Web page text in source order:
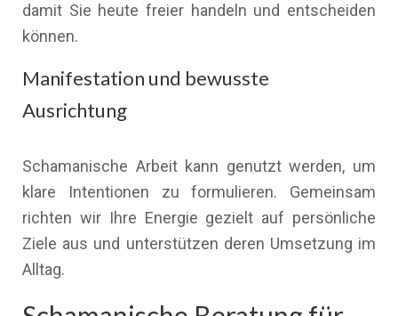
damit Sie heute freier handeln und entscheiden
können.
Manifestation und bewusste
Ausrichtung
Schamanische Arbeit kann genutzt werden, um
klare Intentionen zu formulieren. Gemeinsam
richten wir Ihre Energie gezielt auf persönliche
Ziele aus und unterstützen deren Umsetzung im
Alltag.